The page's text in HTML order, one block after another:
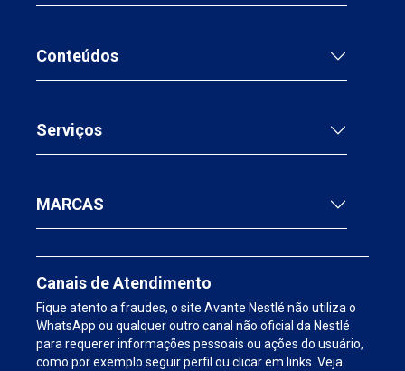
Conteúdos
Serviços
MARCAS
Canais de Atendimento
Fique atento a fraudes, o site Avante Nestlé não utiliza o
WhatsApp ou qualquer outro canal não oficial da Nestlé
para requerer informações pessoais ou ações do usuário,
como por exemplo seguir perfil ou clicar em links. Veja